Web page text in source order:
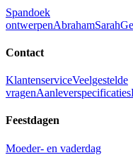
Spandoek
ontwerpenAbrahamSarah
Contact
KlantenserviceVeelgestelde
vragenAanleverspecificaties
Feestdagen
Moeder- en vaderdag